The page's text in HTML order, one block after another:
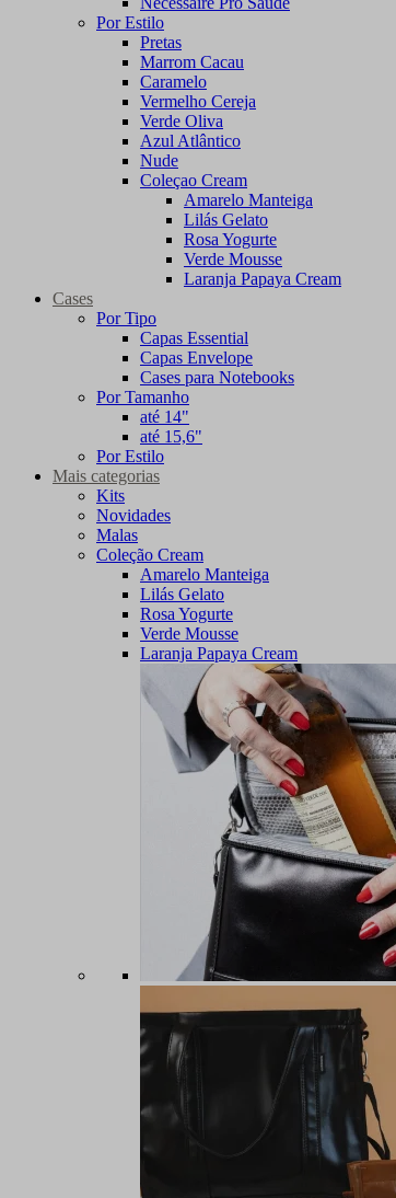
Por Estilo
Pretas
Marrom Cacau
Caramelo
Vermelho Cereja
Verde Oliva
Azul Atlântico
Nude
Coleçao Cream
Amarelo Manteiga
Lilás Gelato
Rosa Yogurte
Verde Mousse
Laranja Papaya Cream
Cases
Por Tipo
Capas Essential
Capas Envelope
Cases para Notebooks
Por Tamanho
até 14"
até 15,6"
Por Estilo
Mais categorias
Kits
Novidades
Malas
Coleção Cream
Amarelo Manteiga
Lilás Gelato
Rosa Yogurte
Verde Mousse
Laranja Papaya Cream